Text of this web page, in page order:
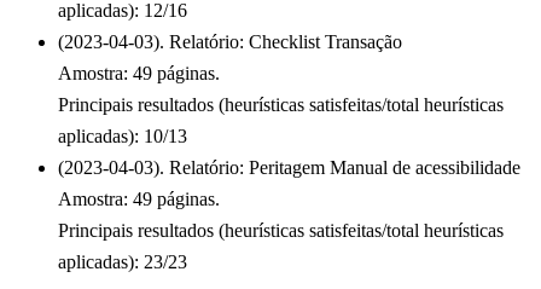
aplicadas): 12/16
(2023-04-03). Relatório: Checklist Transação
Amostra: 49 páginas.
Principais resultados (heurísticas satisfeitas/total heurísticas
aplicadas): 10/13
(2023-04-03). Relatório: Peritagem Manual de acessibilidade
Amostra: 49 páginas.
Principais resultados (heurísticas satisfeitas/total heurísticas
aplicadas): 23/23